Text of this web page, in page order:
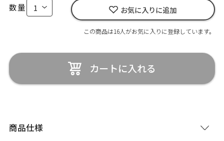
数量 お気に入りに追加
この商品は16人がお気に入りに登録しています。
カートに入れる
商品仕様